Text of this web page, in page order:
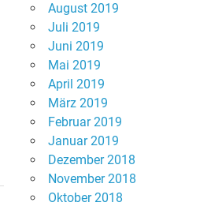
August 2019
Juli 2019
Juni 2019
Mai 2019
April 2019
März 2019
Februar 2019
Januar 2019
Dezember 2018
November 2018
Oktober 2018